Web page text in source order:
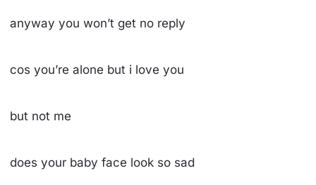
anyway you won’t get no reply
cos you’re alone but i love you
but not me
does your baby face look so sad